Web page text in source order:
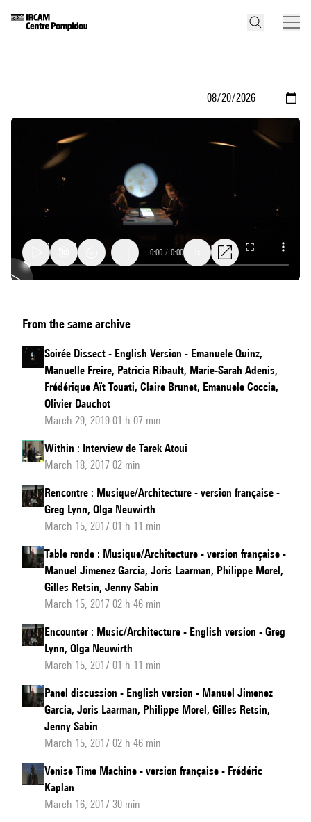
Dissect
-
Version
française
0:00 / 0:00
From the same archive
Soirée Dissect - English Version - Emanuele Quinz,
Manuelle Freire, Patricia Ribault, Marie-Sarah Adenis,
Frédérique Aït Touati, Claire Brunet, Emanuele Coccia,
Olivier Dauchot
March 29, 2019 01 h 07 min
Within : Interview de Tarek Atoui
March 18, 2017 02 min
Rencontre : Musique/Architecture - version française -
Greg Lynn, Olga Neuwirth
March 15, 2017 01 h 11 min
Table ronde : Musique/Architecture - version française -
Manuel Jimenez Garcia, Joris Laarman, Philippe Morel,
Gilles Retsin, Jenny Sabin
March 15, 2017 02 h 46 min
Encounter : Music/Architecture - English version - Greg
Lynn, Olga Neuwirth
March 15, 2017 01 h 11 min
Panel discussion - English version - Manuel Jimenez
Garcia, Joris Laarman, Philippe Morel, Gilles Retsin,
Jenny Sabin
March 15, 2017 02 h 46 min
Venise Time Machine - version française - Frédéric
Kaplan
March 16, 2017 30 min